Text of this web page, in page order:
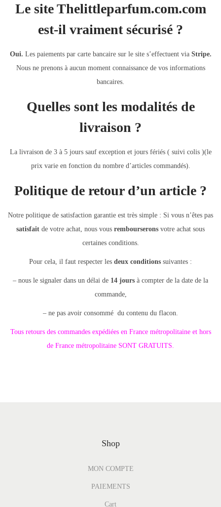
Le site Thelittleparfum.com.com
est-il vraiment sécurisé ?
Oui. Les paiements par carte bancaire sur le site s’effectuent via Stripe.
Nous ne prenons à aucun moment connaissance de vos informations
bancaires.
Quelles sont les modalités de
livraison ?
La livraison de 3 à 5 jours sauf exception et jours fériés ( suivi colis )(le
prix varie en fonction du nombre d’articles commandés).
Politique de retour d’un article ?
Notre politique de satisfaction garantie est très simple : Si vous n’êtes pas
satisfait de votre achat, nous vous rembourserons votre achat sous
certaines conditions.
Pour cela, il faut respecter les deux conditions suivantes :
– nous le signaler dans un délai de 14 jours à compter de la date de la
commande,
– ne pas avoir consommé du contenu du flacon.
Tous retours des commandes expédiées en France métropolitaine et hors
de France métropolitaine SONT GRATUITS.
Shop
MON COMPTE
PAIEMENTS
Cart